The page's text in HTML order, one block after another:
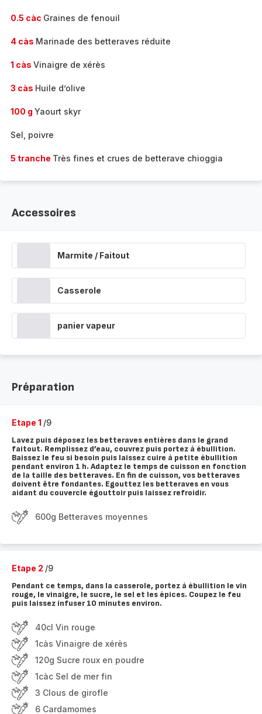
0.5 càc Graines de fenouil
4 càs Marinade des betteraves réduite
1 càs Vinaigre de xérès
3 càs Huile d’olive
100 g Yaourt skyr
Sel, poivre
5 tranche Très fines et crues de betterave chioggia
Accessoires
Marmite / Faitout
Casserole
panier vapeur
Préparation
Etape 1 /9
Lavez puis déposez les betteraves entières dans le grand
faitout. Remplissez d’eau, couvrez puis portez à ébullition.
Baissez le feu si besoin puis laissez cuire à petite ébullition
pendant environ 1 h. Adaptez le temps de cuisson en fonction
de la taille des betteraves. En fin de cuisson, vos betteraves
doivent être fondantes. Egouttez les betteraves en vous
aidant du couvercle égouttoir puis laissez refroidir.
600g Betteraves moyennes
Etape 2 /9
Pendant ce temps, dans la casserole, portez à ébullition le vin
rouge, le vinaigre, le sucre, le sel et les épices. Coupez le feu
puis laissez infuser 10 minutes environ.
40cl Vin rouge
1càs Vinaigre de xérès
120g Sucre roux en poudre
1càc Sel de mer fin
3 Clous de girofle
6 Cardamomes